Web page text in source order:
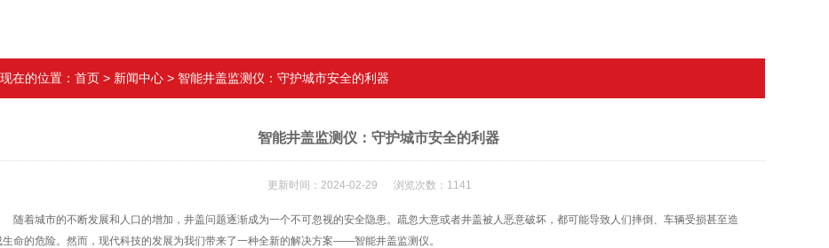
在的位置： 首页 > 新闻中心 > 智能井盖监测仪：守护城市安全的利器
智能井盖监测仪：守护城市安全的利器
更新时间：2024-02-29 浏览次数：1141
着城市的不断发展和人口的增加，井盖问题逐渐成为一个不可忽视的安全隐患。疏忽大意或者井盖被人恶意破坏，都可能导致人们摔倒、车辆受损甚至造
生命的危险。然而，现代科技的发展为我们带来了一种全新的解决方案——智能井盖监测仪。